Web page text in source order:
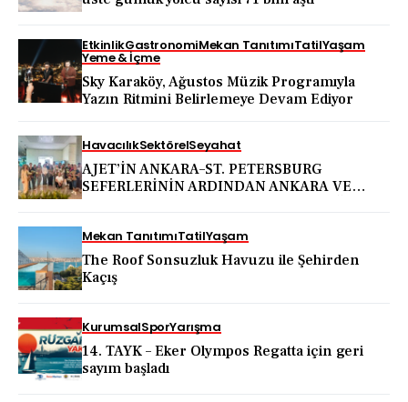
EtkinlikGastronomiMekan TanıtımıTatilYaşam
Yeme & İçme
Sky Karaköy, Ağustos Müzik Programıyla
Yazın Ritmini Belirlemeye Devam Ediyor
HavacılıkSektörelSeyahat
AJET’İN ANKARA–ST. PETERSBURG
SEFERLERİNİN ARDINDAN ANKARA VE
Mekan TanıtımıTatilYaşam
The Roof Sonsuzluk Havuzu ile Şehirden
Kaçış
KurumsalSporYarışma
14. TAYK – Eker Olympos Regatta için geri
sayım başladı